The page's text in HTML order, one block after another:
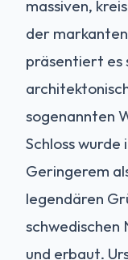
massiven,
der
präsentiert es
sogenannten
Schloss wurde
Geringerem
legendären
schwedischen
und erbaut.